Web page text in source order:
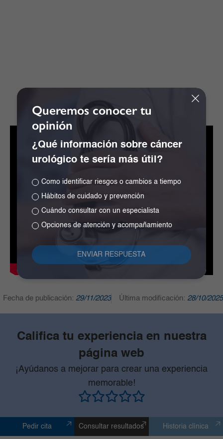
Fecha de publicación: 29/11/2023 Última modificación: 28/10/2025
Califica tu experiencia en nuestra
página web
¡Ayúdanos a mejorar para crear una experiencia
memorable!
Pedir cita Consultar resultados Historia clínica
Queremos conocer tu
opinión
¿Qué información sobre cáncer
urológico te sería más útil?
Como identificar riesgos o cambios a tiempo
Hábitos de cuidado y prevención
Cuándo consultar con un especialista
Opciones de atención y acompañamiento